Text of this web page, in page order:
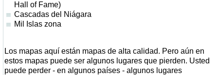
Hall of Fame)
Cascadas del Niágara
Mil Islas zona
Los mapas aquí están mapas de alta calidad. Pero aún en
estos mapas puede ser algunos lugares que pierden. Usted
puede perder - en algunos países - algunos lugares